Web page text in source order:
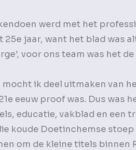
werd met het
25e jaar, want het blad was
voor ons team was het
ik deel uitmaken van
eeuw proof was. Dus was
educatie, vakblad en een
koude Doetinchemse stoep
om de kleine titels binnen